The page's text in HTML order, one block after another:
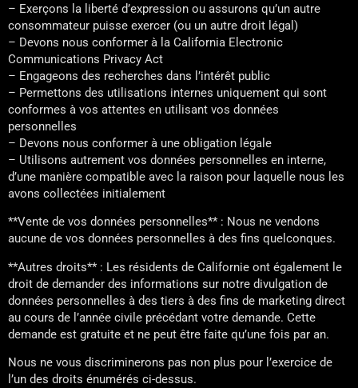
– Exerçons la liberté d’expression ou assurons qu’un autre
consommateur puisse exercer (ou un autre droit légal)
– Devons nous conformer à la California Electronic
Communications Privacy Act
– Engageons des recherches dans l’intérêt public
– Permettons des utilisations internes uniquement qui sont
conformes à vos attentes en utilisant vos données
personnelles
– Devons nous conformer à une obligation légale
– Utilisons autrement vos données personnelles en interne,
d’une manière compatible avec la raison pour laquelle nous les
avons collectées initialement
**Vente de vos données personnelles** : Nous ne vendons
aucune de vos données personnelles à des fins quelconques.
**Autres droits** : Les résidents de Californie ont également le
droit de demander des informations sur notre divulgation de
données personnelles à des tiers à des fins de marketing direct
au cours de l’année civile précédant votre demande. Cette
demande est gratuite et ne peut être faite qu’une fois par an.
Nous ne vous discriminerons pas non plus pour l’exercice de
l’un des droits énumérés ci-dessus.